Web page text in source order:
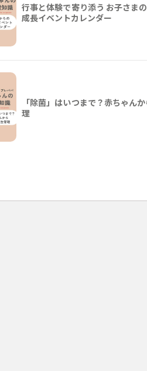
行事と体験で寄り添う お子さま
成長イベントカレンダー
「除菌」はいつまで？赤ちゃん
理